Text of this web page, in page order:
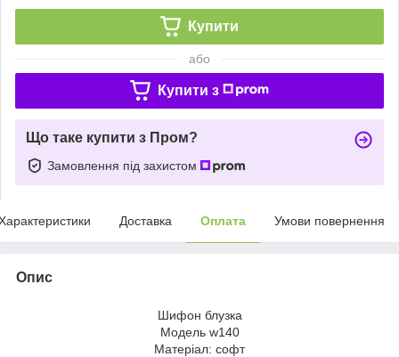
Купити
або
Купити з
Що таке купити з Пром?
Замовлення під захистом
Доставка Оплата Умови повернення
Опис
Шифон блузка
Модель w140
Матеріал: софт